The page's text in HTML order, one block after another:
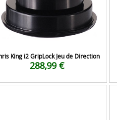
King i2 GripLock Jeu de Direction
288,99 €